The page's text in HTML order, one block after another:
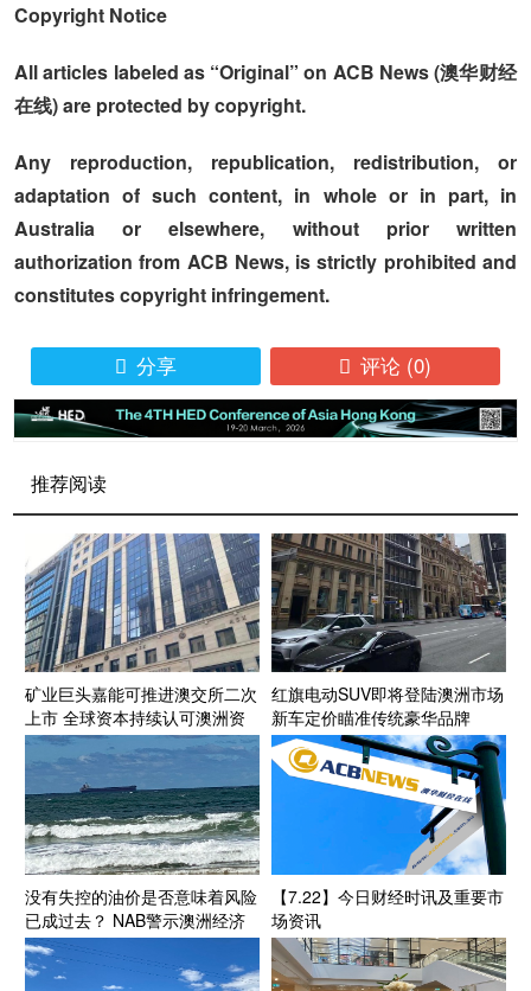
Copyright Notice
All articles labeled as “Original” on ACB News (澳华财经
在线) are protected by copyright.
Any reproduction, republication, redistribution, or
adaptation of such content, in whole or in part, in
Australia or elsewhere, without prior written
authorization from ACB News, is strictly prohibited and
constitutes copyright infringement.
 分享  评论 (0)
推荐阅读
矿业巨头嘉能可推进澳交所二次
上市 全球资本持续认可澳洲资
源投资生态
红旗电动SUV即将登陆澳洲市场
新车定价瞄准传统豪华品牌
没有失控的油价是否意味着风险
已成过去？ NAB警示澳洲经济
面临“滚动式”能源成本压力
【7.22】今日财经时讯及重要市
场资讯